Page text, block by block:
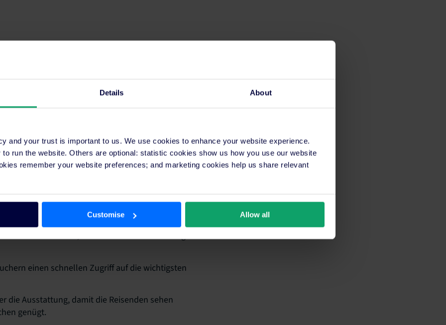
Details About
and your trust is important to us. We use cookies to enhance your website experience.
run the website. Others are optional: statistic cookies show us how you use our website
remember your website preferences; and marketing cookies help us share relevant
Customise Allow all
die die Aufmerksamkeit und die Fantasie
diesen ermöglichen, die gesuchten
Menschen, die Ihre Webseiten besuchen, werden
sehen, ein Bild von der Qualität, der
machen.
hochwertige Bilder unerlässlich. Diese werden
wirkt und keinen „hektischen“ Eindruck
gehören:
ähnliche Handlungsaufforderung, die jederzeit
buchen können, wenn sie eine Entscheidung
einen schnellen Zugriff auf die wichtigsten
die Ausstattung, damit die Reisenden sehen
genügt.